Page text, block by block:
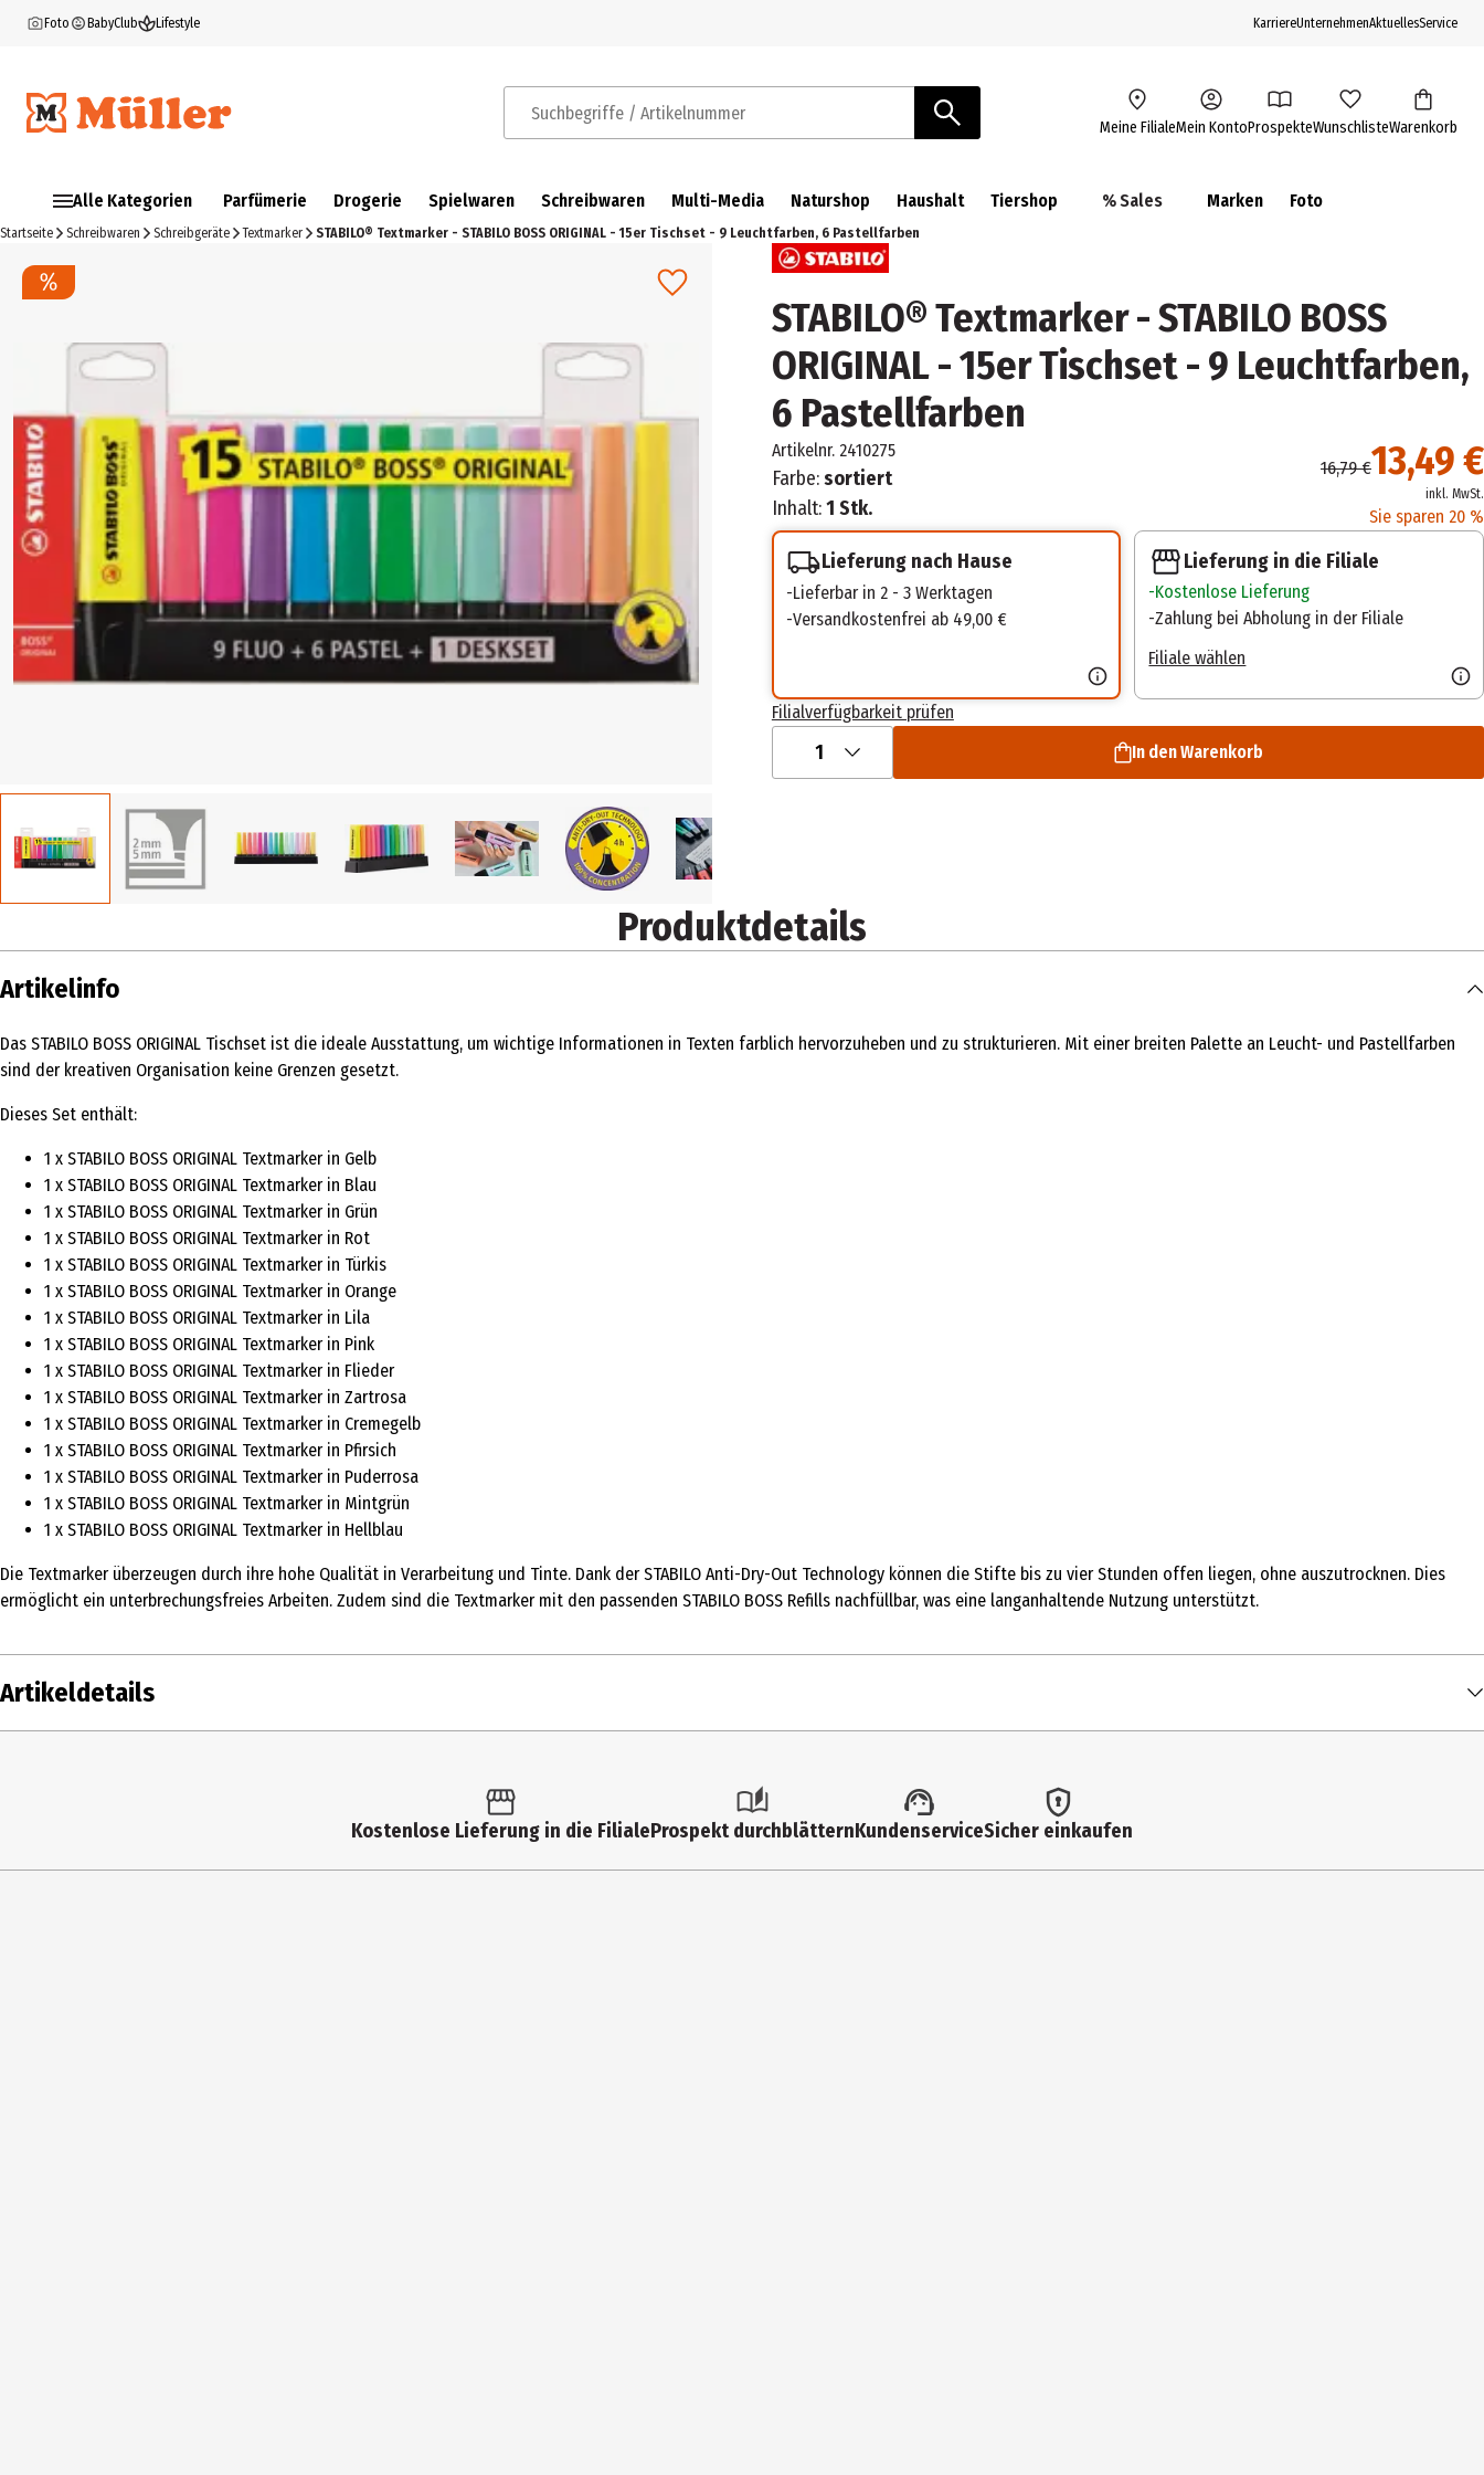
Foto BabyClub Lifestyle KarriereUnternehmenAktuellesService
Suchbegriffe / Artikelnummer Meine FilialeMein KontoProspekteWunschlisteWarenkorb
Alle Kategorien Parfümerie Drogerie Spielwaren Schreibwaren Multi-Media Naturshop Haushalt Tiershop % Sales Marken Foto
Startseite Schreibwaren Schreibgeräte Textmarker STABILO® Textmarker - STABILO BOSS ORIGINAL - 15er Tischset - 9 Leuchtfarben, 6 Pastellfarben
STABILO® Textmarker - STABILO BOSS
ORIGINAL - 15er Tischset - 9 Leuchtfarben,
6 Pastellfarben
Artikelnr. 2410275
Farbe:sortiert
Inhalt:1 Stk.
13,49 €
16,79 €
inkl. MwSt.
Sie sparen 20 %
Lieferung nach Hause
Lieferbar in 2 - 3 Werktagen
Versandkostenfrei ab 49,00 €
Lieferung in die Filiale
Kostenlose Lieferung
Zahlung bei Abholung in der Filiale
Filiale wählen
Filialverfügbarkeit prüfen
1 In den Warenkorb
Produktdetails
Artikelinfo
Das STABILO BOSS ORIGINAL Tischset ist die ideale Ausstattung, um wichtige Informationen in Texten farblich hervorzuheben und zu strukturieren. Mit einer breiten Palette an Leucht- und Pastellfarben
sind der kreativen Organisation keine Grenzen gesetzt.
Dieses Set enthält:
1 x STABILO BOSS ORIGINAL Textmarker in Gelb
1 x STABILO BOSS ORIGINAL Textmarker in Blau
1 x STABILO BOSS ORIGINAL Textmarker in Grün
1 x STABILO BOSS ORIGINAL Textmarker in Rot
1 x STABILO BOSS ORIGINAL Textmarker in Türkis
1 x STABILO BOSS ORIGINAL Textmarker in Orange
1 x STABILO BOSS ORIGINAL Textmarker in Lila
1 x STABILO BOSS ORIGINAL Textmarker in Pink
1 x STABILO BOSS ORIGINAL Textmarker in Flieder
1 x STABILO BOSS ORIGINAL Textmarker in Zartrosa
1 x STABILO BOSS ORIGINAL Textmarker in Cremegelb
1 x STABILO BOSS ORIGINAL Textmarker in Pfirsich
1 x STABILO BOSS ORIGINAL Textmarker in Puderrosa
1 x STABILO BOSS ORIGINAL Textmarker in Mintgrün
1 x STABILO BOSS ORIGINAL Textmarker in Hellblau
Die Textmarker überzeugen durch ihre hohe Qualität in Verarbeitung und Tinte. Dank der STABILO Anti-Dry-Out Technology können die Stifte bis zu vier Stunden offen liegen, ohne auszutrocknen. Dies
ermöglicht ein unterbrechungsfreies Arbeiten. Zudem sind die Textmarker mit den passenden STABILO BOSS Refills nachfüllbar, was eine langanhaltende Nutzung unterstützt.
Artikeldetails
Textmarker
Kostenlose Lieferung in die FilialeProspekt durchblätternKundenserviceSicher einkaufen